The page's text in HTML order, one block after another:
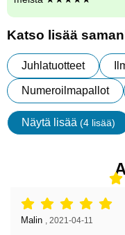
Katso lisää
Juhlatuotteet
Numeroilmapallot
Näytä lisää (4 lisää)
Arvostelu: 5 tähdet / 5,
Arvostelun kirjoittaja:
Malin 2021-04-11